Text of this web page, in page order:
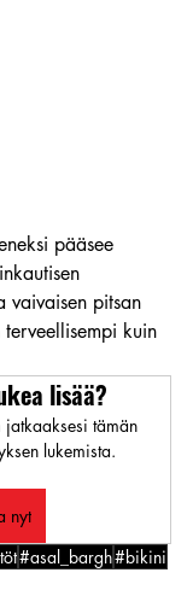
pääsee
vaivaisen pitsan
kuin
lisää?
tämän
lukemista.
nyt
#asal_bargh#bikini